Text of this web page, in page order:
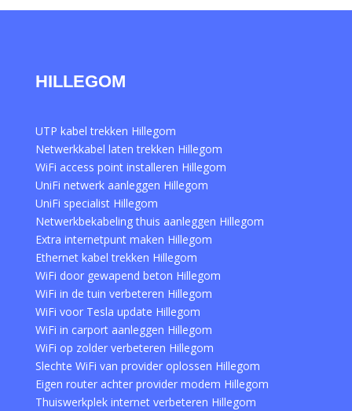
HILLEGOM
UTP kabel trekken Hillegom
Netwerkkabel laten trekken Hillegom
WiFi access point installeren Hillegom
UniFi netwerk aanleggen Hillegom
UniFi specialist Hillegom
Netwerkbekabeling thuis aanleggen Hillegom
Extra internetpunt maken Hillegom
Ethernet kabel trekken Hillegom
WiFi door gewapend beton Hillegom
WiFi in de tuin verbeteren Hillegom
WiFi voor Tesla update Hillegom
WiFi in carport aanleggen Hillegom
WiFi op zolder verbeteren Hillegom
Slechte WiFi van provider oplossen Hillegom
Eigen router achter provider modem Hillegom
Thuiswerkplek internet verbeteren Hillegom